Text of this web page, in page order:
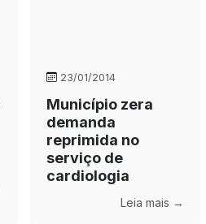
23/01/2014
Município zera
demanda
reprimida no
serviço de
cardiologia
Leia mais →